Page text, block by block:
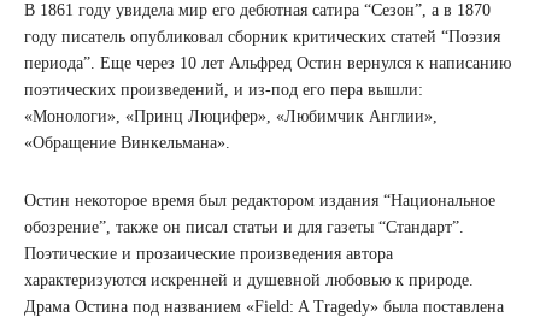
В 1861 году увидела мир его дебютная сатира “Сезон”, а в 1870
году писатель опубликовал сборник критических статей “Поэзия
периода”. Еще через 10 лет Альфред Остин вернулся к написанию
поэтических произведений, и из-под его пера вышли:
«Монологи», «Принц Люцифер», «Любимчик Англии»,
«Обращение Винкельмана».
Остин некоторое время был редактором издания “Национальное
обозрение”, также он писал статьи и для газеты “Стандарт”.
Поэтические и прозаические произведения автора
характеризуются искренней и душевной любовью к природе.
Драма Остина под названием «Field: A Tragedy» была поставлена